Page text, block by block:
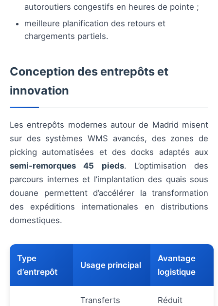
autoroutiers congestifs en heures de pointe ;
meilleure planification des retours et
chargements partiels.
Conception des entrepôts et
innovation
Les entrepôts modernes autour de Madrid misent
sur des systèmes WMS avancés, des zones de
picking automatisées et des docks adaptés aux
semi‑remorques 45 pieds. L’optimisation des
parcours internes et l’implantation des quais sous
douane permettent d’accélérer la transformation
des expéditions internationales en distributions
domestiques.
Type
d’entrepôt
Usage principal
Avantage
logistique
Transferts Réduit